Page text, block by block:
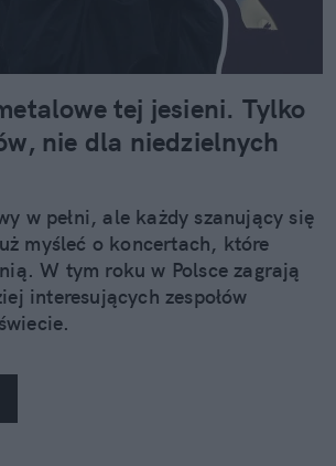
tej jesieni. Tylko
nie dla niedzielnych
w pełni, ale każdy szanujący się
myśleć o koncertach, które
W tym roku w Polsce zagrają
interesujących zespołów